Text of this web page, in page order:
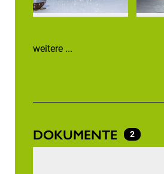
weitere ...
DOKUMENTE 2